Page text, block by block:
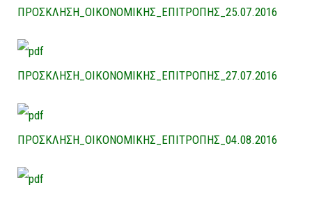
ΠΡΟΣΚΛΗΣΗ_ΟΙΚΟΝΟΜΙΚΗΣ_ΕΠΙΤΡΟΠΗΣ_25.07.2016
ΠΡΟΣΚΛΗΣΗ_ΟΙΚΟΝΟΜΙΚΗΣ_ΕΠΙΤΡΟΠΗΣ_27.07.2016
ΠΡΟΣΚΛΗΣΗ_ΟΙΚΟΝΟΜΙΚΗΣ_ΕΠΙΤΡΟΠΗΣ_04.08.2016